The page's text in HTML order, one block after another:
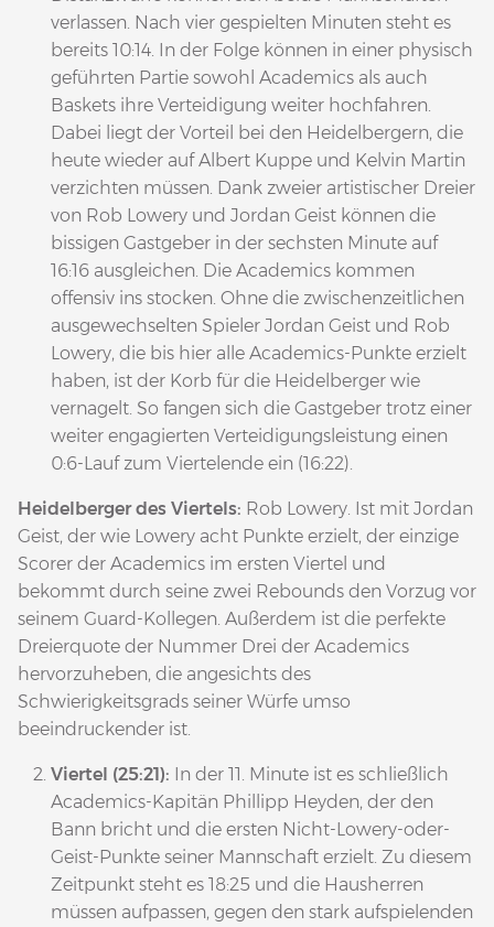
verlassen. Nach vier gespielten Minuten steht es
bereits 10:14. In der Folge können in einer physisch
geführten Partie sowohl Academics als auch
Baskets ihre Verteidigung weiter hochfahren.
Dabei liegt der Vorteil bei den Heidelbergern, die
heute wieder auf Albert Kuppe und Kelvin Martin
verzichten müssen. Dank zweier artistischer Dreier
von Rob Lowery und Jordan Geist können die
bissigen Gastgeber in der sechsten Minute auf
16:16 ausgleichen. Die Academics kommen
offensiv ins stocken. Ohne die zwischenzeitlichen
ausgewechselten Spieler Jordan Geist und Rob
Lowery, die bis hier alle Academics-Punkte erzielt
haben, ist der Korb für die Heidelberger wie
vernagelt. So fangen sich die Gastgeber trotz einer
weiter engagierten Verteidigungsleistung einen
0:6-Lauf zum Viertelende ein (16:22).
Heidelberger des Viertels: Rob Lowery. Ist mit Jordan
Geist, der wie Lowery acht Punkte erzielt, der einzige
Scorer der Academics im ersten Viertel und
bekommt durch seine zwei Rebounds den Vorzug vor
seinem Guard-Kollegen. Außerdem ist die perfekte
Dreierquote der Nummer Drei der Academics
hervorzuheben, die angesichts des
Schwierigkeitsgrads seiner Würfe umso
beeindruckender ist.
Viertel (25:21): In der 11. Minute ist es schließlich
Academics-Kapitän Phillipp Heyden, der den
Bann bricht und die ersten Nicht-Lowery-oder-
Geist-Punkte seiner Mannschaft erzielt. Zu diesem
Zeitpunkt steht es 18:25 und die Hausherren
müssen aufpassen, gegen den stark aufspielenden